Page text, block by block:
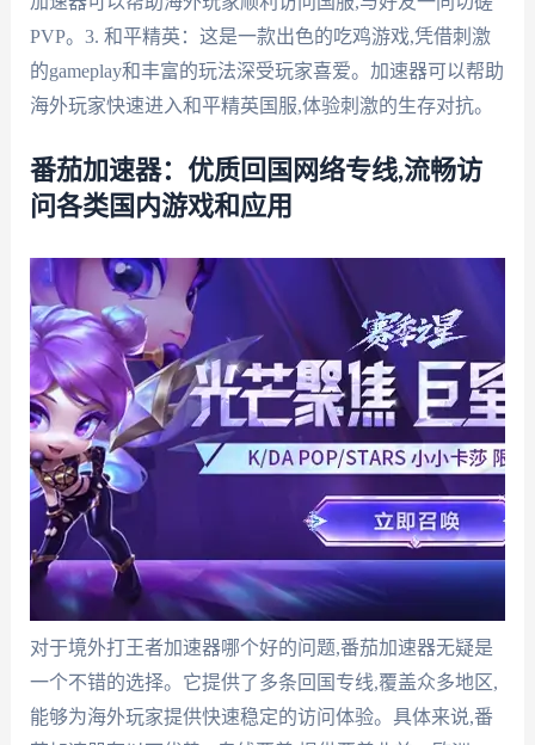
PVP。3. 和平精英：这是一款出色的吃鸡游戏,凭借刺激
的gameplay和丰富的玩法深受玩家喜爱。加速器可以帮助
海外玩家快速进入和平精英国服,体验刺激的生存对抗。
番茄加速器：优质回国网络专线,流畅访
问各类国内游戏和应用
对于境外打王者加速器哪个好的问题,番茄加速器无疑是
一个不错的选择。它提供了多条回国专线,覆盖众多地区,
能够为海外玩家提供快速稳定的访问体验。具体来说,番